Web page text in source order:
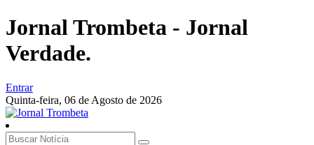
Jornal Trombeta - Jornal
Verdade.
Entrar
Quinta-feira, 06 de Agosto de 2026